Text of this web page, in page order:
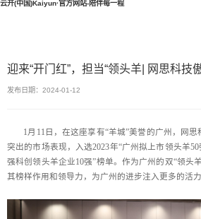
云开(中国)Kaiyun·官方网站-陪伴每一程
迎来“开门红”，担当“领头羊| 网思科技
发布日期：2024-01-12
1月11日，在这座享有“羊城”美誉的广州，网
突出的市场表现，入选2023年“广州拟上市领头羊
强科创领头羊企业10强”榜单。作为广州的双“领头
其榜样作用和领导力，为广州的进步注入更多的活力